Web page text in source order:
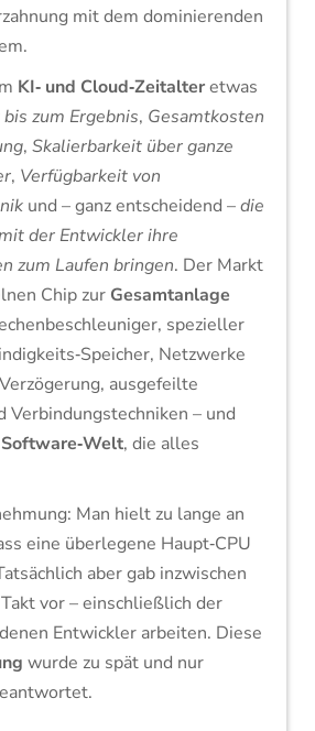
mit dem dominierenden
KI‑ und Cloud‑Zeitalteretwas
zum Ergebnis, Gesamtkosten
, Skalierbarkeit über ganze
, Verfügbarkeit von
und – ganz entscheidend –die
der Entwickler ihre
zum Laufen bringen. Der Markt
Chip zur Gesamtanlage
spezieller
Netzwerke
ausgefeilte
Verbindungstechniken – und
Software‑Welt, die alles
Man hielt zu lange an
eine überlegene Haupt‑CPU
aber gab inzwischen
vor – einschließlich der
Entwickler arbeiten. Diese
wurde zu spät und nur